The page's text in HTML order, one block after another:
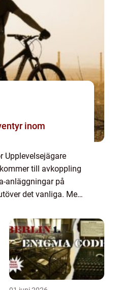
inom
Upplevelsejägare
till avkoppling
anläggningar på
det vanliga. Med
behandlingar